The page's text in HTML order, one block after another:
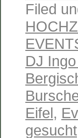
Filed
DJ
Eifel,
gesucht